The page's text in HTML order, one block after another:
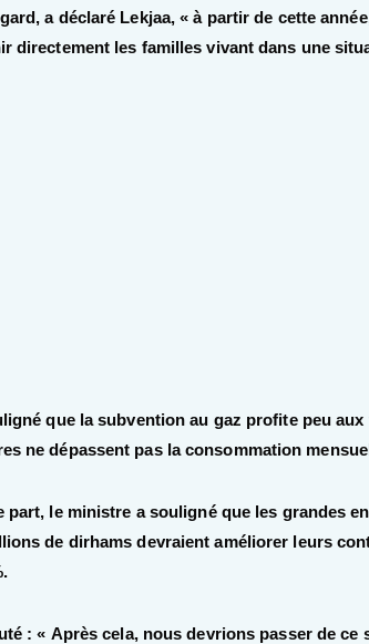
a déclaré Lekjaa, « à partir de cette
directement les familles vivant dans une
que la subvention au gaz profite peu
ne dépassent pas la consommation
part, le ministre a souligné que les grandes
de dirhams devraient améliorer leurs
: « Après cela, nous devrions passer de